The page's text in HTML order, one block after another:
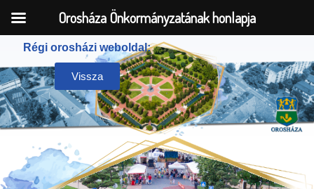
Skip
to
content
Régi orosházi weboldal:
Vissza
Orosháza Önkormányzatának honlapja